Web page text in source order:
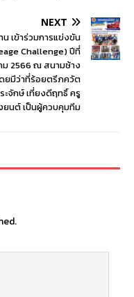
NEXT
เข้าร่วมการแข่งขัน
Challenge) ปีที่
คม 2566 ณ สนามช้าง
ยมีว่าที่ร้อยตรีภควัต
จักษ์ เที่ยงดีฤทธิ์ ครู
ยนต์ เป็นผู้ควบคุมทีม